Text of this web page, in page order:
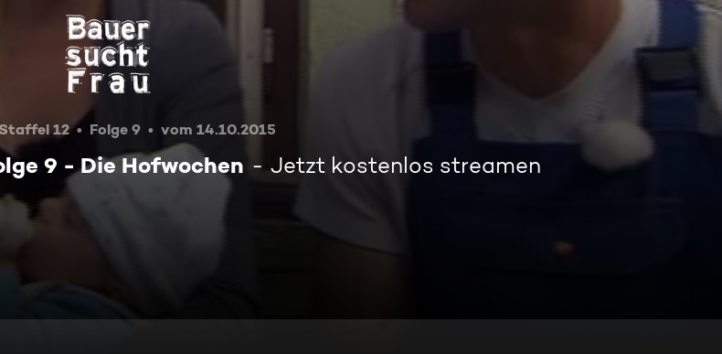
Bauer sucht Frau Staffel 12 Folge 9 - Die Hofwochen
12 Folge 9 vom 14.10.2015
9 - Die Hofwochen Jetzt kostenlos streamen